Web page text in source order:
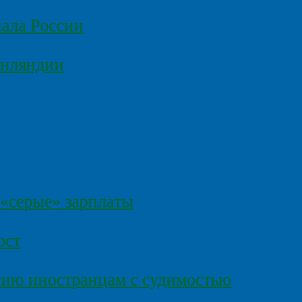
России
зарплаты
иностранцам с судимостью